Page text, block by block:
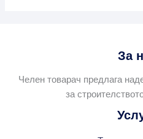
За
Челен товарач предлага
за